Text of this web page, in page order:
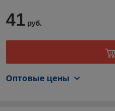
41 руб.
Оптовые цены